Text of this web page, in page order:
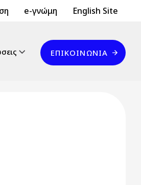
2 e-γνώμη Header Top
English Site
Επικοινωνία
ΕΠΙΚΟΙΝΩΝΊΑ